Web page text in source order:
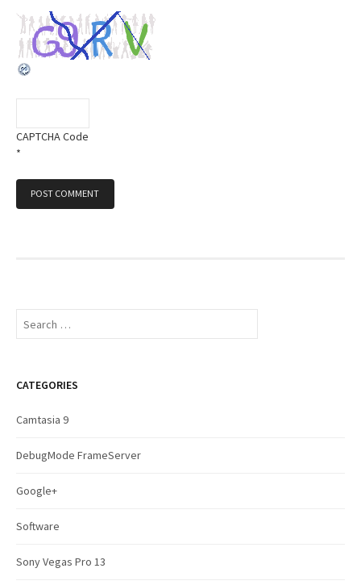
CAPTCHA Code
*
S
c
f
r
CATEGORIES
Camtasia 9
DebugMode FrameServer
Google+
Software
Sony Vegas Pro 13